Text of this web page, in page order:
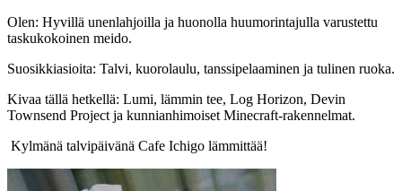
Olen: Hyvillä unenlahjoilla ja huonolla huumorintajulla varustettu
taskukokoinen meido.
Suosikkiasioita: Talvi, kuorolaulu, tanssipelaaminen ja tulinen ruoka.
Kivaa tällä hetkellä: Lumi, lämmin tee, Log Horizon, Devin
Townsend Project ja kunnianhimoiset Minecraft-rakennelmat.
Kylmänä talvipäivänä Cafe Ichigo lämmittää!